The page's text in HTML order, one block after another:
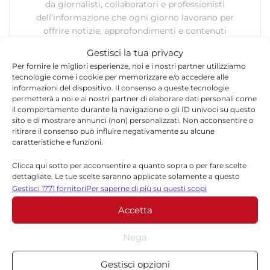
Gestisci la tua privacy
Per fornire le migliori esperienze, noi e i nostri partner utilizziamo
tecnologie come i cookie per memorizzare e/o accedere alle
informazioni del dispositivo. Il consenso a queste tecnologie
permetterà a noi e ai nostri partner di elaborare dati personali come
il comportamento durante la navigazione o gli ID univoci su questo
sito e di mostrare annunci (non) personalizzati. Non acconsentire o
ritirare il consenso può influire negativamente su alcune
caratteristiche e funzioni.
Clicca qui sotto per acconsentire a quanto sopra o per fare scelte
dettagliate. Le tue scelte saranno applicate solamente a questo
sito. È possibile modificare le impostazioni in qualsiasi momento,
compreso il ritiro del consenso, utilizzando i pulsanti della Cookie
Policy o cliccando sul pulsante di gestione del consenso nella parte
inferiore dello schermo.
Statistiche
Gestisci 1771 fornitoriPer saperne di più su questi scopi
Accetta
Nega
Gestisci opzioni
da giornalisti, collaboratori e professionisti
dell’informazione che ogni giorno lavorano per
offrire notizie, approfondimenti e contenuti
politica, alla cronaca, alla cultura e allo sport. Un
team dinamico e indipendente che garantisce
qualità, tempestività e affidabilità.
Lascia un commento
Il tuo indirizzo email non sarà pubblicato.
obbligatori sono contrassegnati